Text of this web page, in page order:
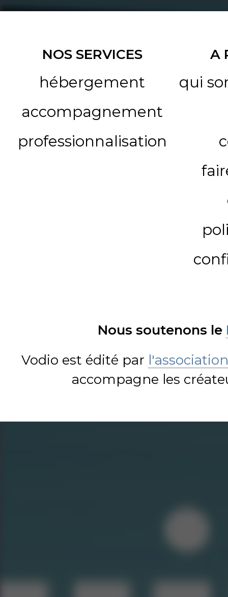
NOS SERVICES
hébergement
accompagnement
professionnalisation
A
qui